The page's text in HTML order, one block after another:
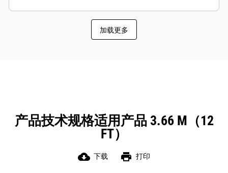
加载更多
产品技术规格适用产品 3.66 M（12
FT）
cloud_download 下载 print 打印